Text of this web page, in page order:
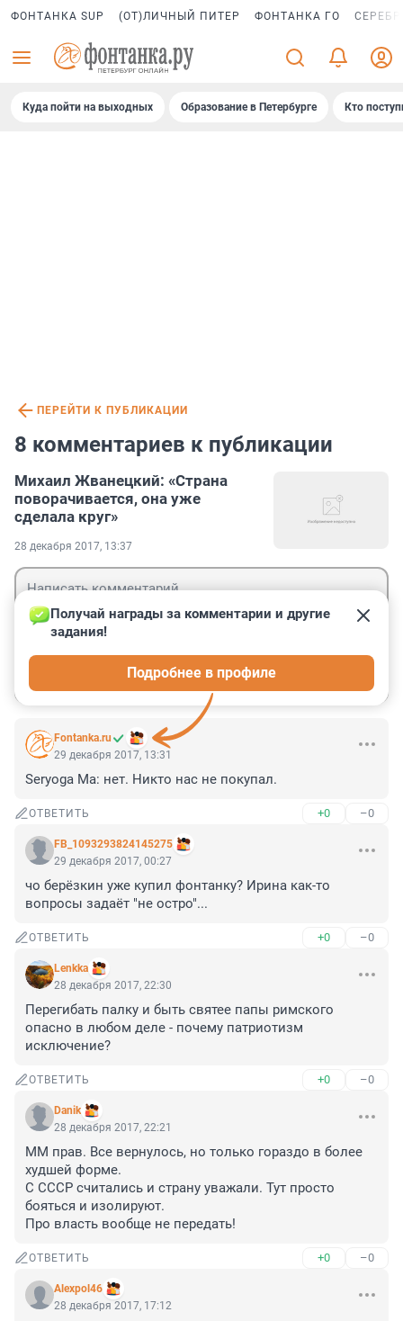
ФОНТАНКА SUP (ОТ)ЛИЧНЫЙ ПИТЕР ФОНТАНКА ГО
Куда пойти на выходных Образование в Петербурге Кто
ПЕРЕЙТИ К ПУБЛИКАЦИИ
8 комментариев к публикации
Михаил Жванецкий: «Страна
поворачивается, она уже
сделала круг»
28 декабря 2017, 13:37
Fontanka.ru
Получай награды за комментарии и другие
задания!
Подробнее в профиле
29 декабря 2017, 13:31
Seryoga Ma: нет. Никто нас не покупал.
ОТВЕТИТЬ +0 –0
FB_1093293824145275
29 декабря 2017, 00:27
чо берёзкин уже купил фонтанку? Ирина как-то
вопросы задаёт "не остро"...
ОТВЕТИТЬ +0 –0
Lenkka
28 декабря 2017, 22:30
Перегибать палку и быть святее папы римского
опасно в любом деле - почему патриотизм
исключение?
ОТВЕТИТЬ +0 –0
Danik
28 декабря 2017, 22:21
ММ прав. Все вернулось, но только гораздо в более
худшей форме.
С СССР считались и страну уважали. Тут просто
бояться и изолируют.
Про власть вообще не передать!
ОТВЕТИТЬ +0 –0
Alexpol46
28 декабря 2017, 17:12